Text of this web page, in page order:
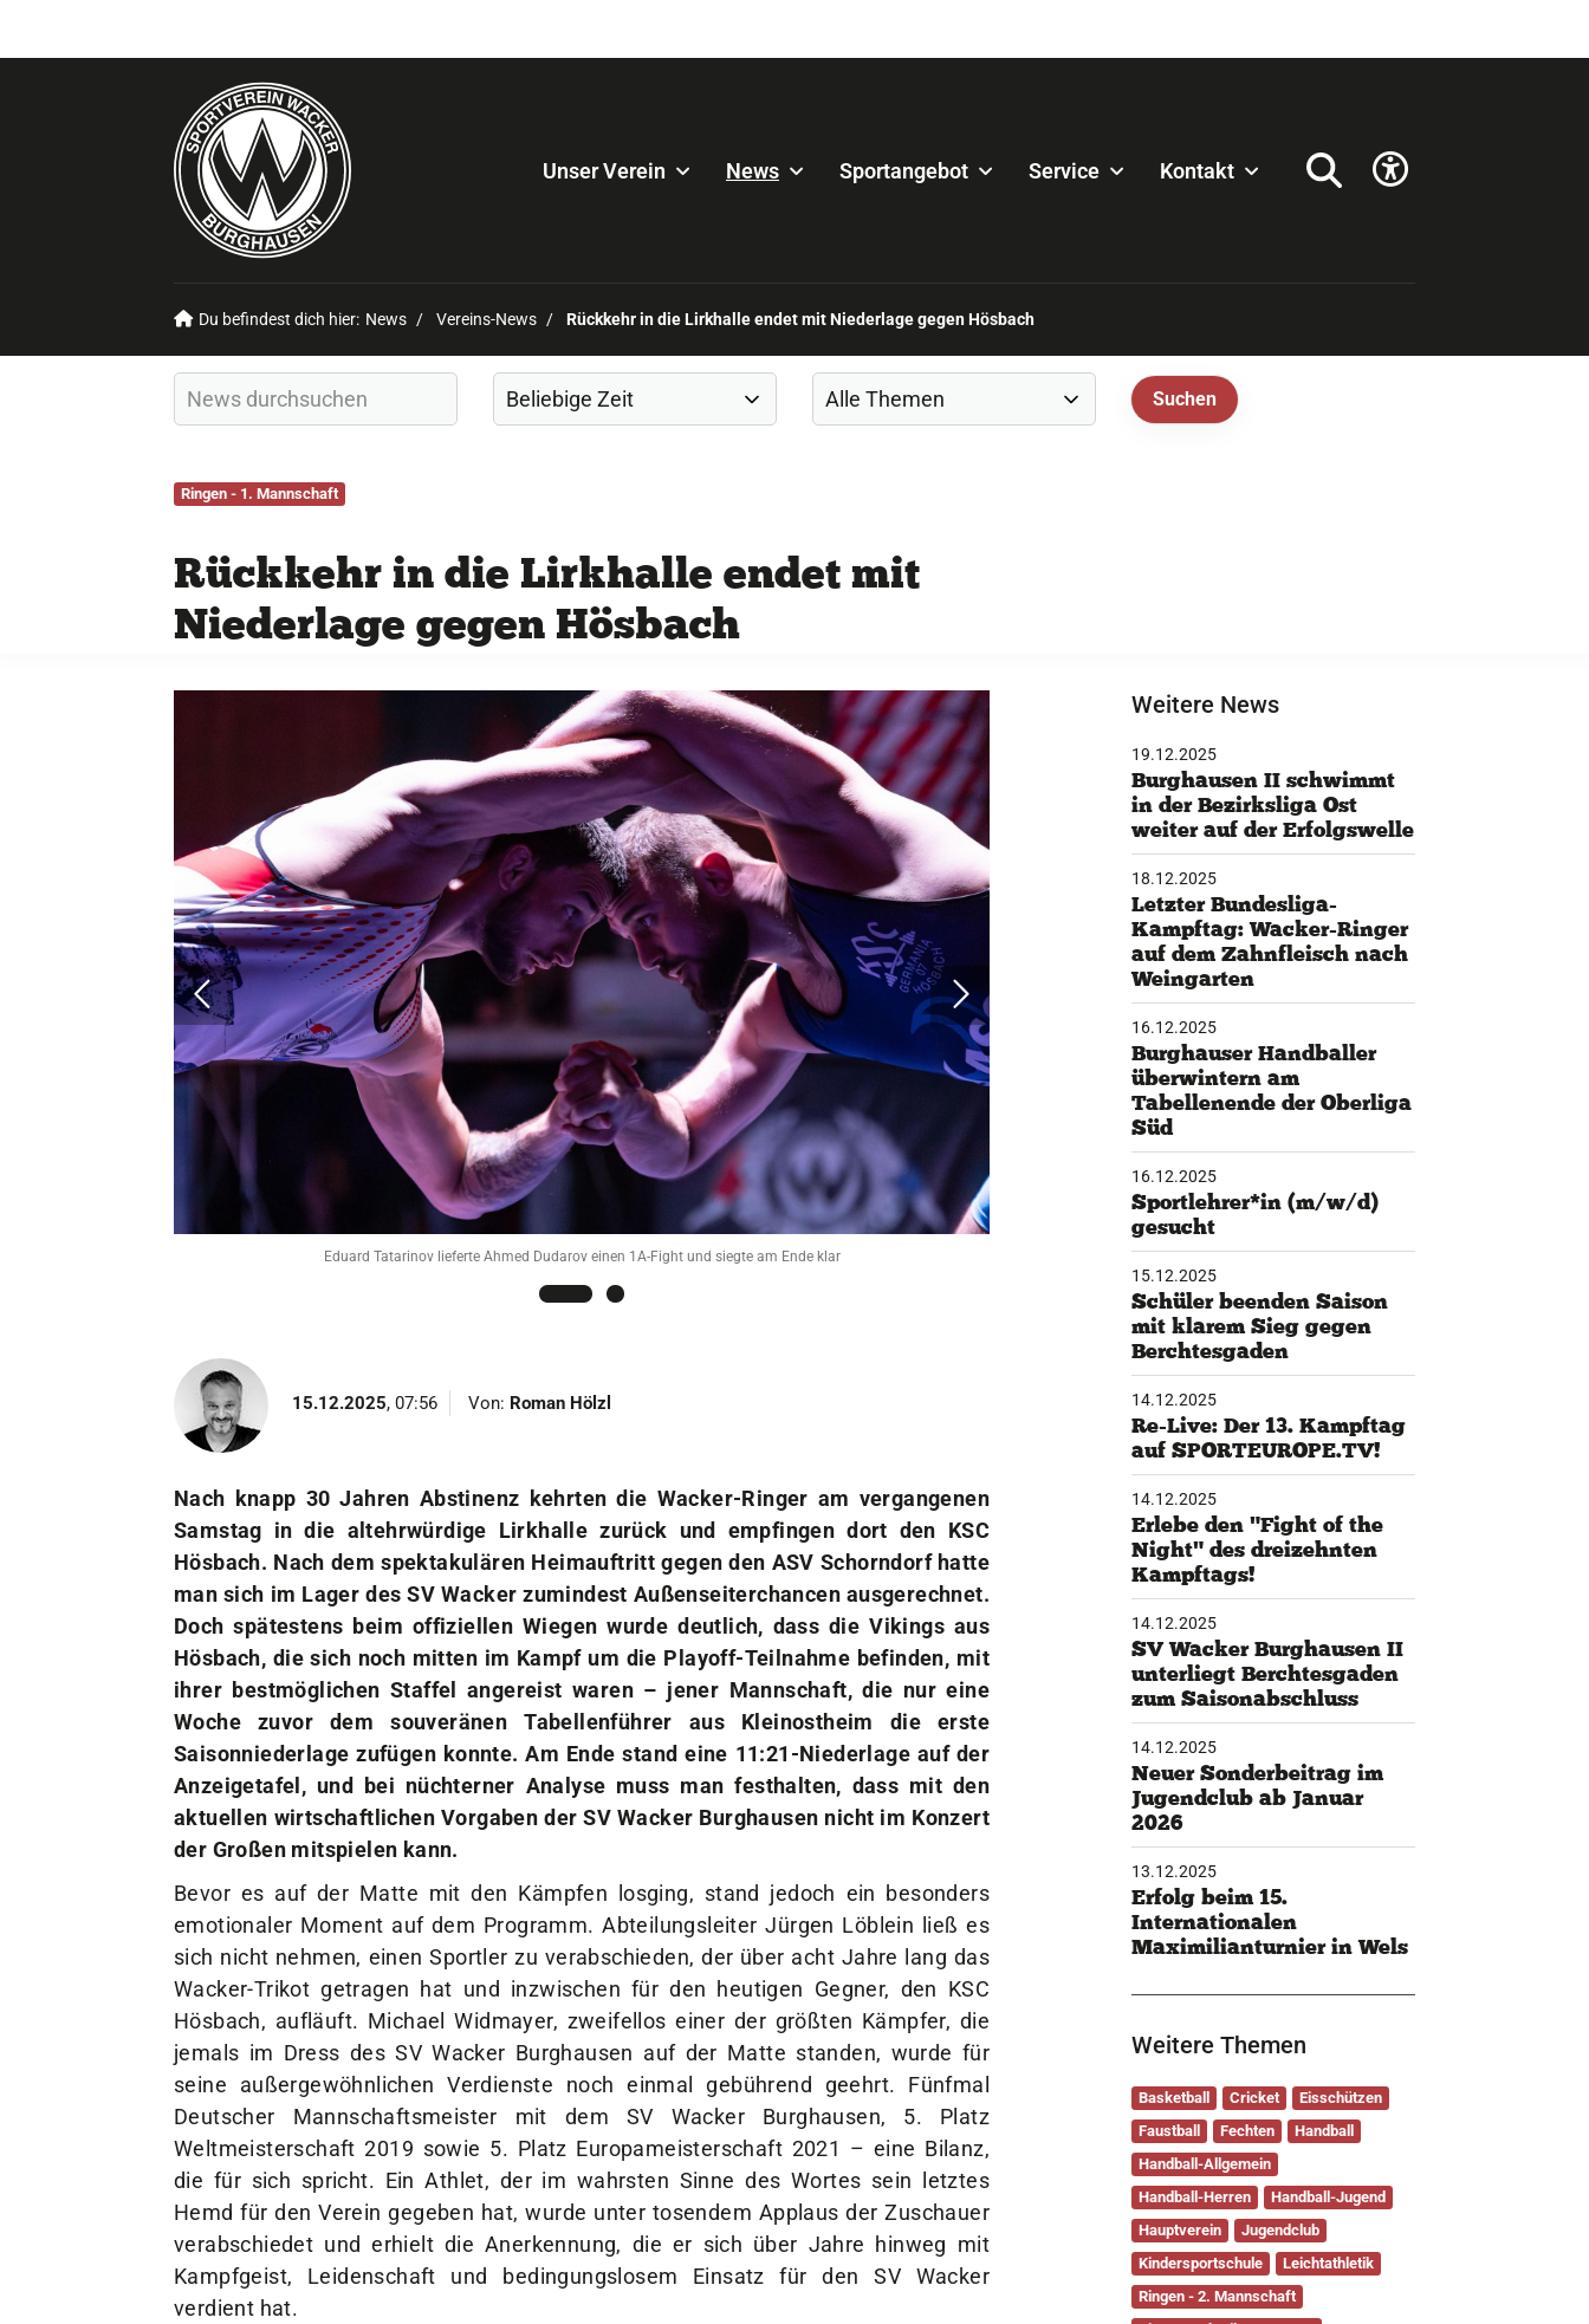
Du befindest dich hier:
Ringen - 1. Mannschaft
Rückkehr in die Lirkhalle endet mit
Niederlage gegen Hösbach
Samstag in die altehrwürdige Lirkhalle zurück und empfingen dort den KSC
Hösbach. Nach dem spektakulären Heimauftritt gegen den ASV Schorndorf hatte
man sich im Lager des SV Wacker zumindest Außenseiterchancen ausgerechnet.
Doch spätestens beim offiziellen Wiegen wurde deutlich, dass die Vikings aus
Hösbach, die sich noch mitten im Kampf um die Playoff-Teilnahme befinden, mit
ihrer bestmöglichen Staffel angereist waren – jener Mannschaft, die nur eine
Woche zuvor dem souveränen Tabellenführer aus Kleinostheim die erste
Anzeigetafel, und bei nüchterner Analyse muss man festhalten, dass mit den
aktuellen wirtschaftlichen Vorgaben der SV Wacker Burghausen nicht im Konzert
emotionaler Moment auf dem Programm. Abteilungsleiter Jürgen Löblein ließ es
sich nicht nehmen, einen Sportler zu verabschieden, der über acht Jahre lang das
Wacker-Trikot getragen hat und inzwischen für den heutigen Gegner, den KSC
Hösbach, aufläuft. Michael Widmayer, zweifellos einer der größten Kämpfer, die
jemals im Dress des SV Wacker Burghausen auf der Matte standen, wurde für
seine außergewöhnlichen Verdienste noch einmal gebührend geehrt. Fünfmal
Deutscher Mannschaftsmeister mit dem SV Wacker Burghausen, 5. Platz
Weltmeisterschaft 2019 sowie 5. Platz Europameisterschaft 2021 – eine Bilanz,
die für sich spricht. Ein Athlet, der im wahrsten Sinne des Wortes sein letztes
Hemd für den Verein gegeben hat, wurde unter tosendem Applaus der Zuschauer
verabschiedet und erhielt die Anerkennung, die er sich über Jahre hinweg mit
Kampfgeist, Leidenschaft und bedingungslosem Einsatz für den SV Wacker
verdient hat.
Weitere News
Burghausen II schwimmt
in der Bezirksliga Ost
weiter auf der Erfolgswelle
Letzter Bundesliga-
Kampftag: Wacker-Ringer
auf dem Zahnfleisch nach
Weingarten
Burghauser Handballer
überwintern am
Tabellenende der Oberliga
Süd
Sportlehrer*in (m/w/d)
gesucht
Schüler beenden Saison
mit klarem Sieg gegen
Berchtesgaden
Re-Live: Der 13. Kampftag
auf SPORTEUROPE.TV!
Erlebe den "Fight of the
Night" des dreizehnten
Kampftags!
SV Wacker Burghausen II
unterliegt Berchtesgaden
zum Saisonabschluss
Neuer Sonderbeitrag im
Jugendclub ab Januar
2026
Erfolg beim 15.
Internationalen
Maximilianturnier in Wels
Weitere Themen
Basketball Cricket
Eisschützen
Faustball
Fechten
Handball
Handball-Allgemein
Handball-Herren
Handball-Jugend
Hauptverein
Jugendclub
Kindersportschule
Leichtathletik
Ringen - 2. Mannschaft
Ringen - Abteilungs-News
Quicklinks
Unser Verein
Der Verein
Das sind wir
Sportstätten
Sportangebote
Sportsuche
Abteilungen
Kindersportschule
Mitglieder-Service
Deine Mitgliedschaft
Downloads